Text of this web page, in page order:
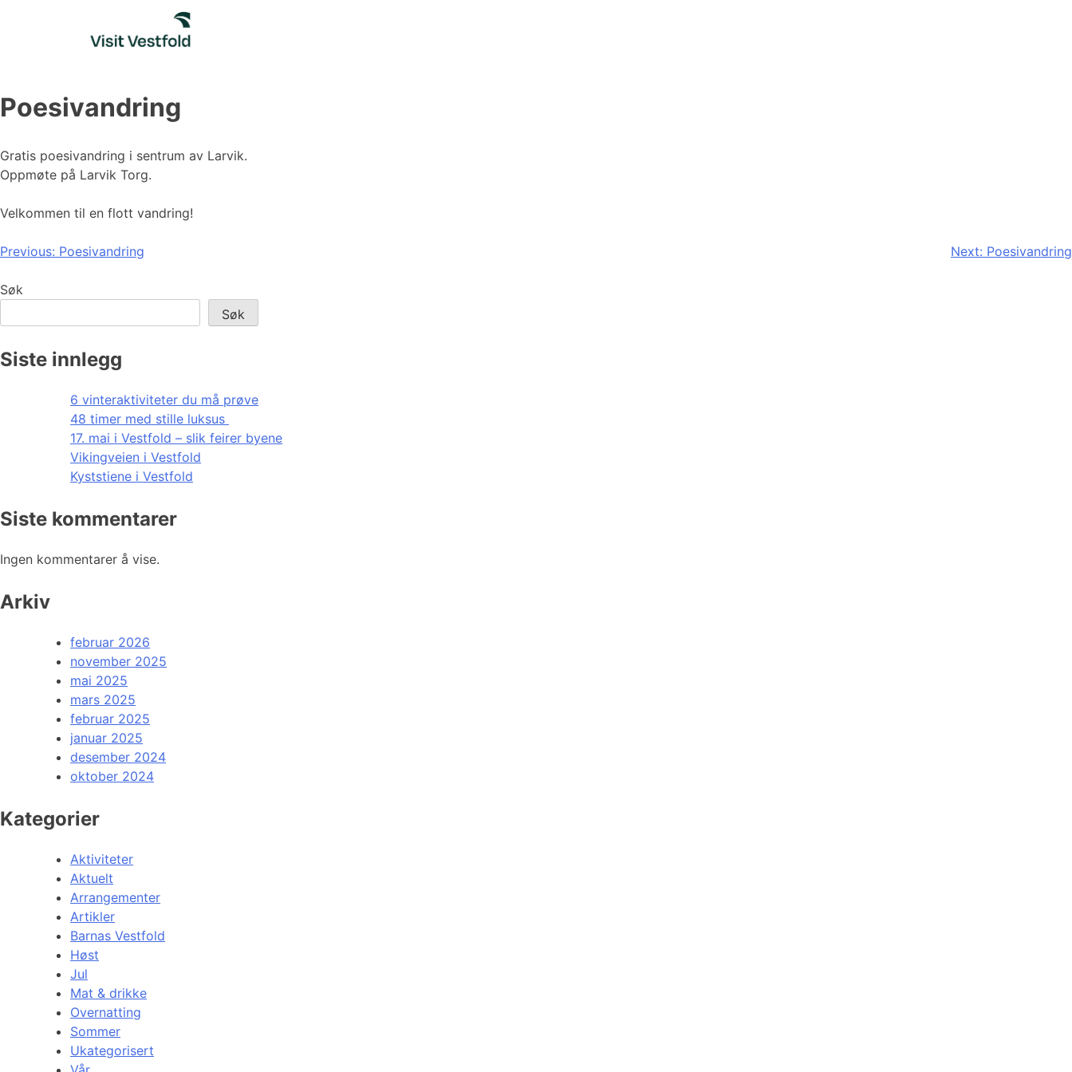
Poesivandring
Gratis poesivandring i sentrum av Larvik.
Oppmøte på Larvik Torg.
Velkommen til en flott vandring!
Innleggsnavigasjon
Previous: Poesivandring Next: Poesivandring
Søk
Søk
Siste innlegg
6 vinteraktiviteter du må prøve
48 timer med stille luksus
17. mai i Vestfold – slik feirer byene
Vikingveien i Vestfold
Kyststiene i Vestfold
Siste kommentarer
Ingen kommentarer å vise.
Arkiv
februar 2026
november 2025
mai 2025
mars 2025
februar 2025
januar 2025
desember 2024
oktober 2024
Kategorier
Aktiviteter
Aktuelt
Arrangementer
Artikler
Barnas Vestfold
Høst
Jul
Mat & drikke
Overnatting
Sommer
Ukategorisert